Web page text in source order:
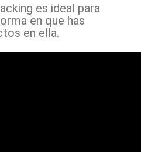
es ideal para
en que has
en ella.